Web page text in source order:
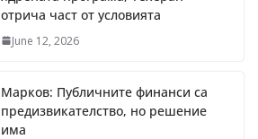
отрича част от условията
June 12, 2026
Марков: Публичните финанси са
предизвикателство, но решение
има